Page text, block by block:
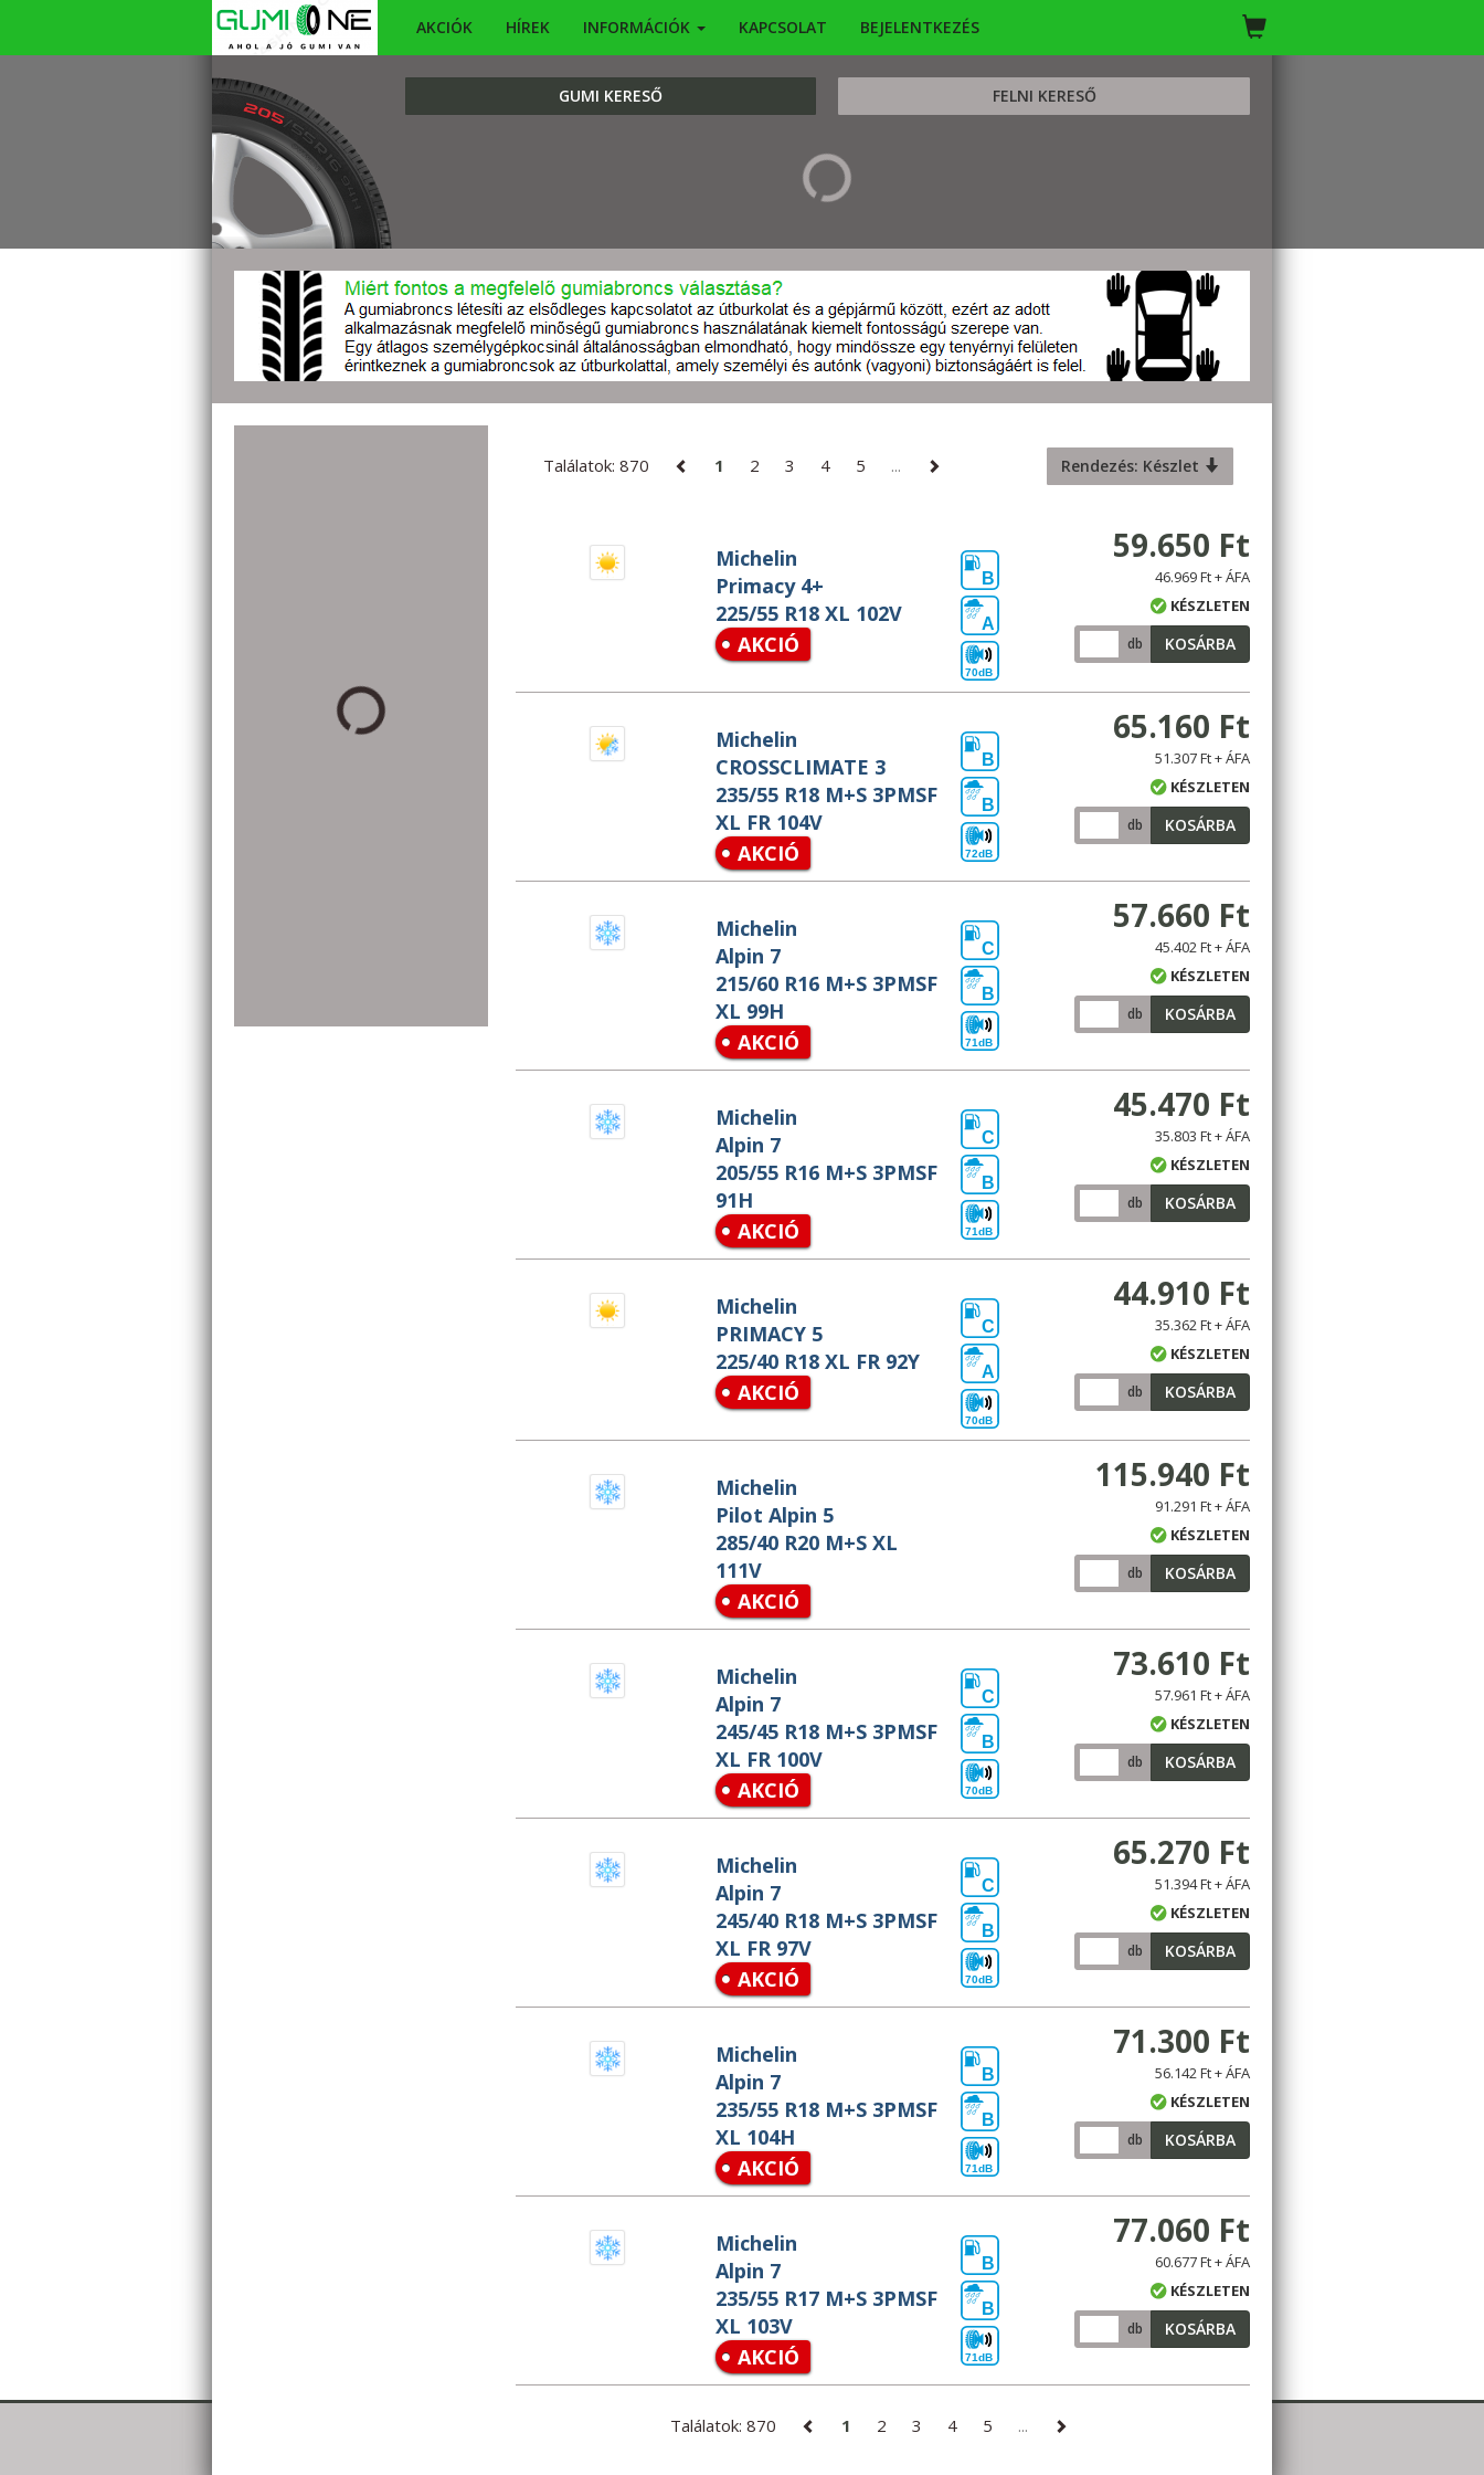
AKCIÓK HÍREK INFORMÁCIÓK KAPCSOLAT BEJELENTKEZÉS
GUMI KERESŐ FELNI KERESŐ
KERESÉS
Találatok: 870 1 2 3 4 5 ... Rendezés: Készlet
Michelin
Primacy 4+
225/55 R18 XL 102V
AKCIÓ
B
A
70dB
59.650 Ft
46.969 Ft + ÁFA
KÉSZLETEN
db KOSÁRBA
Michelin
CROSSCLIMATE 3
235/55 R18 M+S 3PMSF
XL FR 104V
AKCIÓ
B
B
72dB
65.160 Ft
51.307 Ft + ÁFA
KÉSZLETEN
db KOSÁRBA
Michelin
Alpin 7
215/60 R16 M+S 3PMSF
XL 99H
AKCIÓ
C
B
71dB
57.660 Ft
45.402 Ft + ÁFA
KÉSZLETEN
db KOSÁRBA
Michelin
Alpin 7
205/55 R16 M+S 3PMSF
91H
AKCIÓ
C
B
71dB
45.470 Ft
35.803 Ft + ÁFA
KÉSZLETEN
db KOSÁRBA
Michelin
PRIMACY 5
225/40 R18 XL FR 92Y
AKCIÓ
C
A
70dB
44.910 Ft
35.362 Ft + ÁFA
KÉSZLETEN
db KOSÁRBA
Michelin
Pilot Alpin 5
285/40 R20 M+S XL
111V
AKCIÓ
115.940 Ft
91.291 Ft + ÁFA
KÉSZLETEN
db KOSÁRBA
Michelin
Alpin 7
245/45 R18 M+S 3PMSF
XL FR 100V
AKCIÓ
C
B
70dB
73.610 Ft
57.961 Ft + ÁFA
KÉSZLETEN
db KOSÁRBA
Michelin
Alpin 7
245/40 R18 M+S 3PMSF
XL FR 97V
AKCIÓ
C
B
70dB
65.270 Ft
51.394 Ft + ÁFA
KÉSZLETEN
db KOSÁRBA
Michelin
Alpin 7
235/55 R18 M+S 3PMSF
XL 104H
AKCIÓ
B
B
71dB
71.300 Ft
56.142 Ft + ÁFA
KÉSZLETEN
db KOSÁRBA
Michelin
Alpin 7
235/55 R17 M+S 3PMSF
XL 103V
AKCIÓ
B
B
71dB
77.060 Ft
60.677 Ft + ÁFA
KÉSZLETEN
db KOSÁRBA
Találatok: 870 1 2 3 4 5 ...